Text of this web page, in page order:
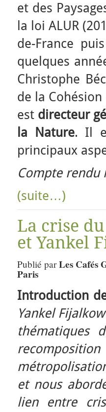
et des
la loi ALUR
de-France
quelques
Christophe
de la
est directeur
la Nature. Il
principaux
Compte rendu
(suite…)
La crise
et Yankel
Publié parLes Cafés
Paris
Introduction
Yankel
thématiques
et nous
lien entre